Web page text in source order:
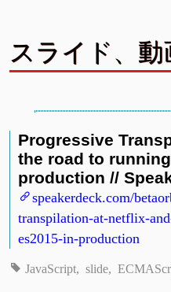
スライド、動
Progressive
the road to
production //
speakerdeck.com/
transpilation-at-netflix-
es2015-in-production
JavaScript slide